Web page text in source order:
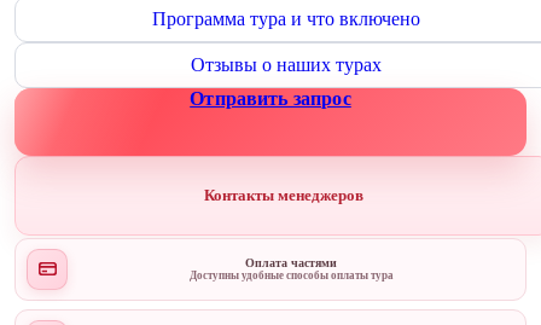
Программа тура и что включено
Отзывы о наших турах
Отправить запрос
Контакты менеджеров
Оплата частями
Доступны удобные способы оплаты тура